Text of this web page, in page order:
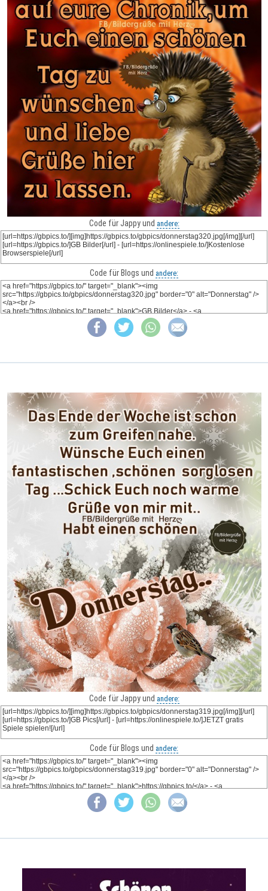
Code für Jappy und andere:
Code für Blogs und andere:
Code für Jappy und andere:
Code für Blogs und andere: